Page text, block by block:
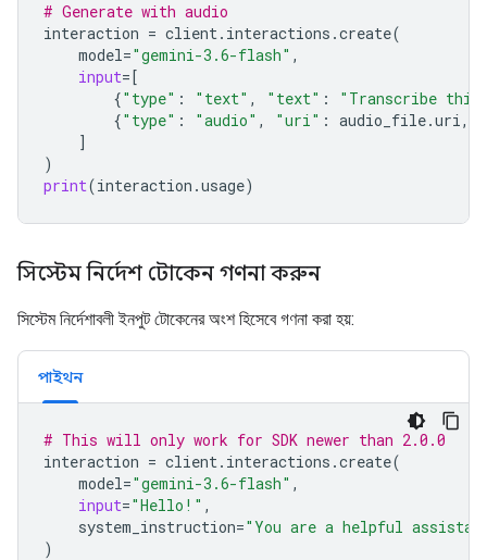
# Generate with audio
interaction = client. interactions .create(
model="gemini-3.6-flash" ,
input=[
{"type" : "text" , "text" :
"Transcribe this
{"type" : "audio" , "uri" : audio_file.uri,
]
)
print(interaction .usage)
সিস্টেম নির্দেশ টোকেন গণনা করুন
সিস্টেম নির্দেশাবলী ইনপুট টোকেনের অংশ হিসেবে গণনা করা হয়:
পাইথন
# This will only work for SDK newer than 2.0.0
interaction = client. interactions .create(
model="gemini-3.6-flash" ,
input="Hello!" ,
system_instruction="You are a helpful
)